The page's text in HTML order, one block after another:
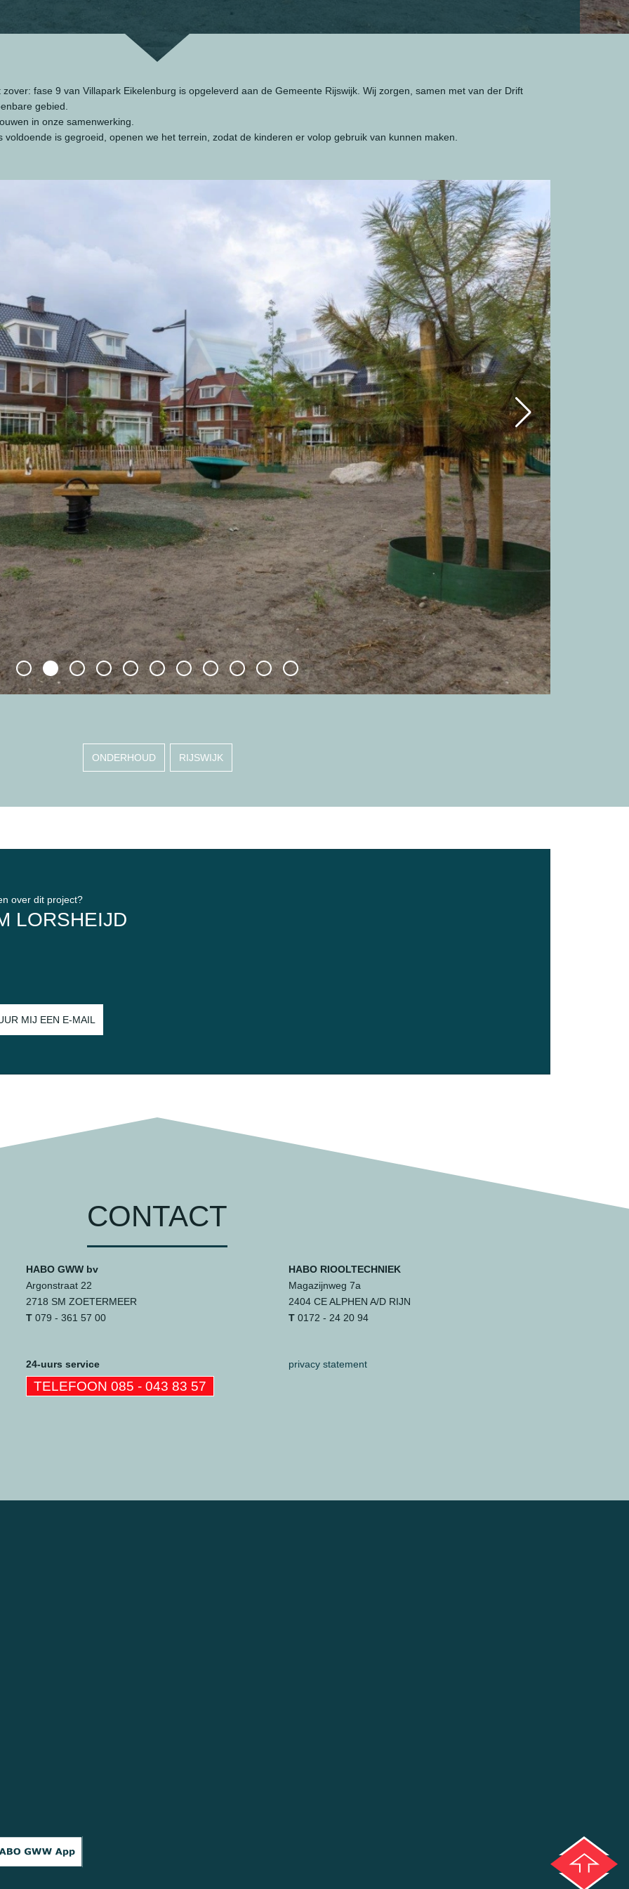
fase 9 van Villapark Eikelenburg is opgeleverd aan de Gemeente Rijswijk. Wij zorgen, samen met van der Drift
gebied.
in onze samenwerking.
is gegroeid, openen we het terrein, zodat de kinderen er volop gebruik van kunnen maken.
ONDERHOUD RIJSWIJK
over dit project?
LORSHEIJD
MIJ EEN E-MAIL
CONTACT
HABO GWW bv
Argonstraat 22
2718 SM ZOETERMEER
T 079 - 361 57 00
HABO RIOOLTECHNIEK
Magazijnweg 7a
2404 CE ALPHEN A/D RIJN
T0172 - 24 20 94
24-uurs service
TELEFOON 085 - 043 83 57
privacy statement